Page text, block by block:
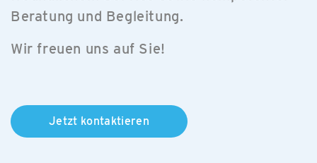
Beratung und Begleitung.
Wir freuen uns auf Sie!
Jetzt kontaktieren